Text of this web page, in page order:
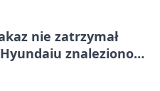
nie zatrzymał
znaleziono